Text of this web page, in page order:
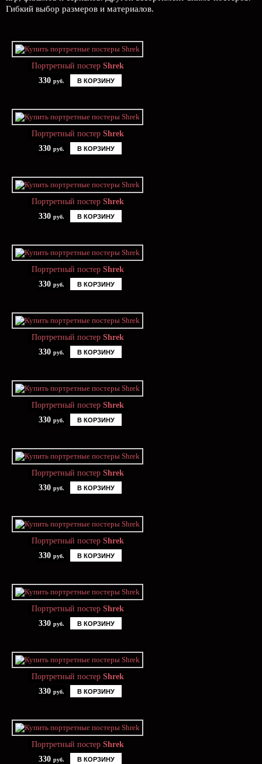
Гибкий выбор размеров и материалов.
Портретный постер Shrek
330 руб. В КОРЗИНУ
Портретный постер Shrek
330 руб. В КОРЗИНУ
Портретный постер Shrek
330 руб. В КОРЗИНУ
Портретный постер Shrek
330 руб. В КОРЗИНУ
Портретный постер Shrek
330 руб. В КОРЗИНУ
Портретный постер Shrek
330 руб. В КОРЗИНУ
Портретный постер Shrek
330 руб. В КОРЗИНУ
Портретный постер Shrek
330 руб. В КОРЗИНУ
Портретный постер Shrek
330 руб. В КОРЗИНУ
Портретный постер Shrek
330 руб. В КОРЗИНУ
Портретный постер Shrek
330 руб. В КОРЗИНУ